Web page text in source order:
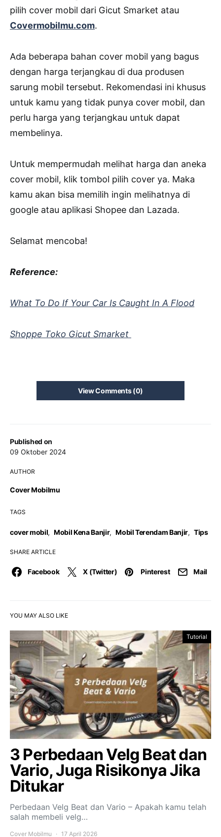
Published on
09 Oktober 2024
AUTHOR
Cover Mobilmu
TAGS
cover mobil, Mobil Kena Banjir, Mobil Terendam Banjir, Tips
SHARE ARTICLE
Facebook X (Twitter) Pinterest Mail
pilih cover mobil dari Gicut Smarket atau
Covermobilmu.com.
Ada beberapa bahan cover mobil yang bagus
dengan harga terjangkau di dua produsen
sarung mobil tersebut. Rekomendasi ini khusus
untuk kamu yang tidak punya cover mobil, dan
perlu harga yang terjangkau untuk dapat
membelinya.
Untuk mempermudah melihat harga dan aneka
cover mobil, klik tombol pilih cover ya. Maka
kamu akan bisa memilih ingin melihatnya di
google atau aplikasi Shopee dan Lazada.
Selamat mencoba!
Reference:
What To Do If Your Car Is Caught In A Flood
Shoppe Toko Gicut Smarket
View Comments (0)
YOU MAY ALSO LIKE
Tutorial
3 Perbedaan Velg Beat dan
Vario, Juga Risikonya Jika
Ditukar
Perbedaan Velg Beat dan Vario – Apakah kamu telah
salah membeli velg…
Cover Mobilmu 17 April 2026